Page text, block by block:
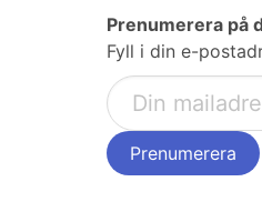
Prenumerera på
Fyll i din e-